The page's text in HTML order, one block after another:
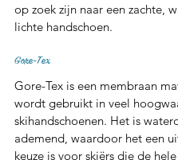
op zoek zijn naar een zachte,
lichte handschoen.
Gore-Tex
Gore-Tex is een membraan
wordt gebruikt in veel
skihandschoenen. Het is
ademend, waardoor het een
keuze is voor skiërs die de